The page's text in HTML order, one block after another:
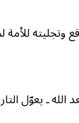
للأمة
ـ يعوّل